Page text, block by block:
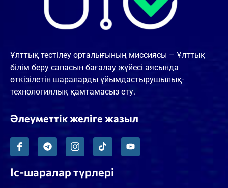
Ұлттық тестілеу орталығының миссиясы – Ұлттық
білім беру сапасын бағалау жүйесі аясында
өткізілетін шараларды ұйымдастырушылық-
технологиялық қамтамасыз ету.
Әлеуметтік желіге жазыл
Іс-шаралар түрлері